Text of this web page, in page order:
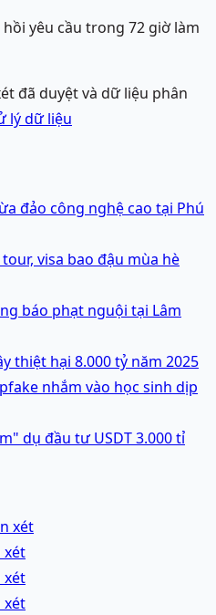
hồi yêu cầu trong 72 giờ làm
đã duyệt và dữ liệu phân
lý dữ liệu
đảo công nghệ cao tại Phú
visa bao đậu mùa hè
báo phạt nguội tại Lâm
thiệt hại 8.000 tỷ năm 2025
nhắm vào học sinh dịp
dụ đầu tư USDT 3.000 tỉ
xét
xét
xét
xét